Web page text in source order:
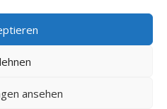
ansehen
vorbehalten.